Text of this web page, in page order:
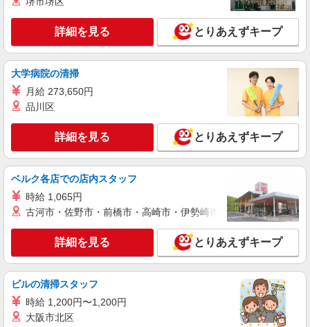
○。・゜+゜ 入社祝い金10万円支給(規定有) お友達
を紹介頂くと, インセンティブ支給(規定有) ゜・。
○。・゜+゜・。○。・゜+゜
キープ 詳細を見る
派遣社員 紹介予定派遣
株式会社シエロ
時給1300円〜 ※残業代支給 ★交通費別途支給
+゜ 入社祝い金10万円支給(規定有) お友達を紹介
頂くと, インセンティブ支給(規定有) ★月2回払
い・週払い可能（規程有）★ ゜・。○。・゜
+゜・。○。・゜+゜
福岡県福岡市西区のdocomoショップ
キープ 詳細を見る
派遣社員 紹介予定派遣
株式会社シエロ
携帯販売スタッフ【au】
月給259200円〜300000円（経験・能力によ
る） ※研修期間6か月・時給1500円〜 ※残業代支
給 ★交通費別途支給（規定あり） ゜+゜・。
○。・゜+゜・。○。・゜+゜ 入社祝い金10万円支
給(規定有) お友達を紹介頂くと, インセンティブ支
給(規定有) ゜・。○。・゜+゜・。○。・゜+゜
福岡県福岡市西区の家電量販店
詳細を見る
詳細を見る とりあえずキープ
大学病院の清掃
月給 273,650円
品川区
詳細を見る とりあえずキープ
ベルク各店での店内スタッフ
時給 1,065円
古河市・佐野市・前橋市・高崎市・伊勢崎市・太田市・館林市
詳細を見る とりあえずキープ
ビルの清掃スタッフ
時給 1,200円〜1,200円
大阪市北区